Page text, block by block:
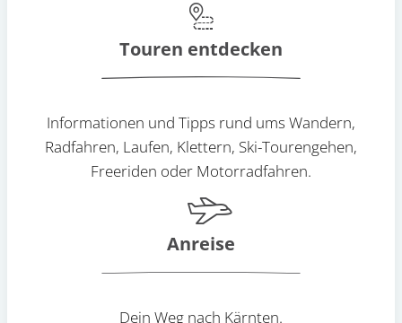
Touren entdecken
Informationen und Tipps rund ums Wandern,
Radfahren, Laufen, Klettern, Ski-Tourengehen,
Freeriden oder Motorradfahren.
Anreise
Dein Weg nach Kärnten.